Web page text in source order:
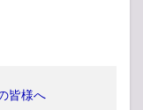
皆様へ